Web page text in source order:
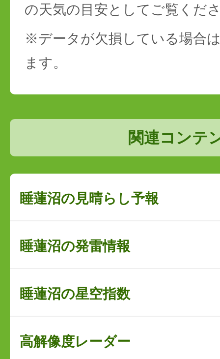
の天気の目安としてご覧くだ
※データが欠損している場合
ます。
関連コンテ
睡蓮沼の見晴らし予報
睡蓮沼の発雷情報
睡蓮沼の星空指数
高解像度レーダー